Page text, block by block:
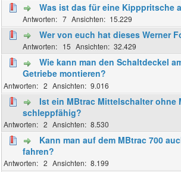
Was ist das für eine Kipppritsche
7 15.229
Wer von euch hat dieses Werner
15 32.429
Wie kann man den Schaltdeckel
Getriebe montieren?
2 9.016
Ist ein MBtrac Mittelschalter ohne
schleppfähig?
2 8.530
Kann man auf dem MBtrac 700
fahren?
2 8.199